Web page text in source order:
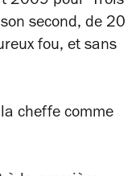
second, de 20
fou, et sans
cheffe comme